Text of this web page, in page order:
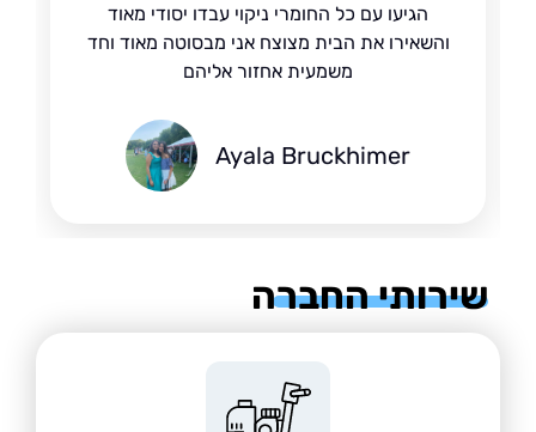
הגיעו עם כל החומרי ניקוי עבדו יסודי מאוד
והשאירו את הבית מצוצח אני מבסוטה מאוד וחד
משמעית אחזור אליהם
Ayala Bruckhimer
החברה